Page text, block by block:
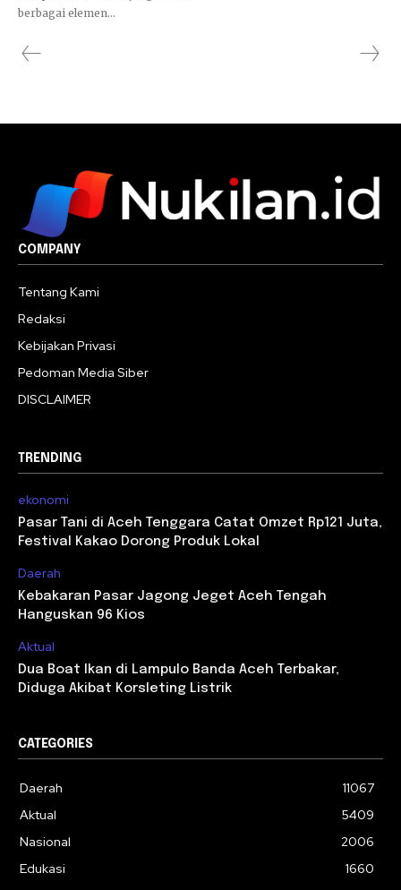
berbagai elemen...
COMPANY
Tentang Kami
Redaksi
Kebijakan Privasi
Pedoman Media Siber
DISCLAIMER
TRENDING
ekonomi
Pasar Tani di Aceh Tenggara Catat Omzet Rp121 Juta,
Festival Kakao Dorong Produk Lokal
Daerah
Kebakaran Pasar Jagong Jeget Aceh Tengah
Hanguskan 96 Kios
Aktual
Dua Boat Ikan di Lampulo Banda Aceh Terbakar,
Diduga Akibat Korsleting Listrik
CATEGORIES
Daerah
11067
Aktual
5409
Nasional
2006
Edukasi
1660